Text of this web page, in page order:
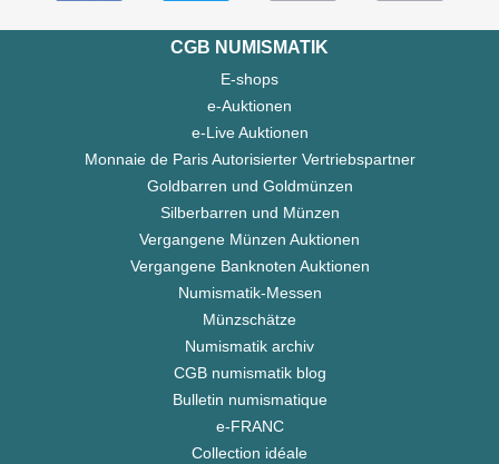
CGB NUMISMATIK
E-shops
e-Auktionen
e-Live Auktionen
Monnaie de Paris Autorisierter Vertriebspartner
Goldbarren und Goldmünzen
Silberbarren und Münzen
Vergangene Münzen Auktionen
Vergangene Banknoten Auktionen
Numismatik-Messen
Münzschätze
Numismatik archiv
CGB numismatik blog
Bulletin numismatique
e-FRANC
Collection idéale